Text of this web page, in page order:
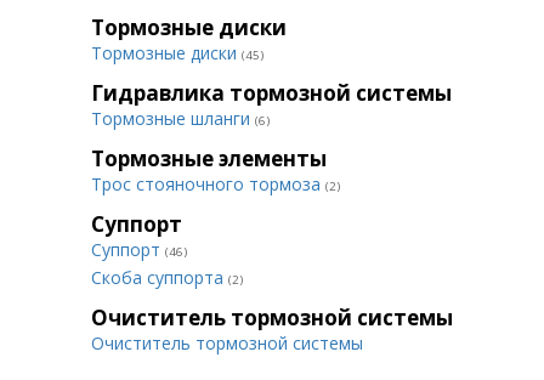
Тормозные диски
Тормозные диски (45)
Гидравлика тормозной системы
Тормозные шланги (6)
Тормозные элементы
Трос стояночного тормоза (2)
Суппорт
Суппорт (46)
Скоба суппорта (2)
Очиститель тормозной системы
Очиститель тормозной системы